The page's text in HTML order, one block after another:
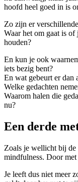
hoofd heel goed in is
Zo zijn er
Waar het om gaat is
houden?
En kun je ook
iets bezig bent?
En wat gebeurt er dan
Welke gedachten
Waarom halen die
nu?
Een derde
Zoals je wellicht bij de
mindfulness. Door
Je leeft dus niet meer